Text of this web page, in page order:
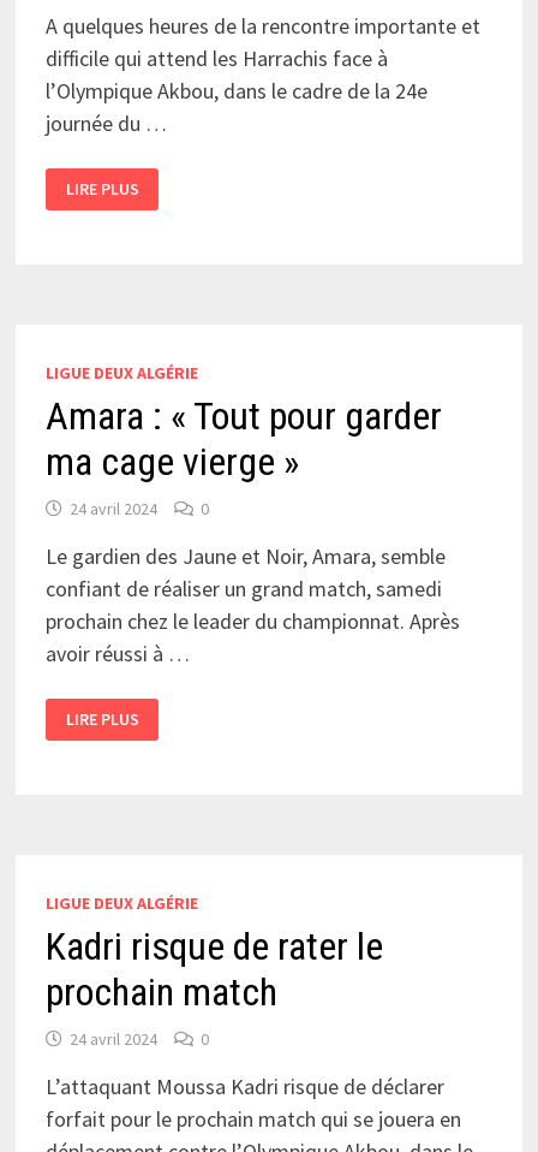
A quelques heures de la rencontre importante et
difficile qui attend les Harrachis face à
l’Olympique Akbou, dans le cadre de la 24e
journée du …
LES
DERNIERS
RÉGLAGES
LIRE PLUS
LIGUE DEUX ALGÉRIE
Amara : « Tout pour garder
ma cage vierge »
24 avril 2024 0
Le gardien des Jaune et Noir, Amara, semble
confiant de réaliser un grand match, samedi
prochain chez le leader du championnat. Après
avoir réussi à …
AMARA
:
«
LIRE PLUS
LIGUE DEUX ALGÉRIE
Kadri risque de rater le
prochain match
24 avril 2024 0
L’attaquant Moussa Kadri risque de déclarer
forfait pour le prochain match qui se jouera en